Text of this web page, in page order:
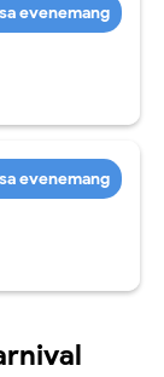
evenemang
evenemang